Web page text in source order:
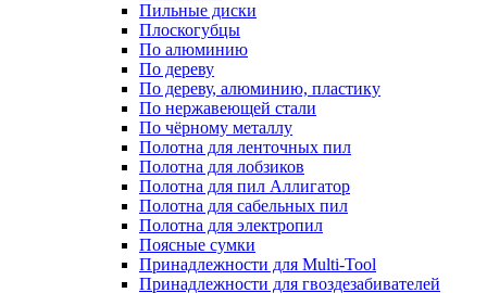
Пильные диски
Плоскогубцы
По алюминию
По дереву
По дереву, алюминию, пластику
По нержавеющей стали
По чёрному металлу
Полотна для ленточных пил
Полотна для лобзиков
Полотна для пил Аллигатор
Полотна для сабельных пил
Полотна для электропил
Поясные сумки
Принадлежности для Multi-Tool
Принадлежности для гвоздезабивателей